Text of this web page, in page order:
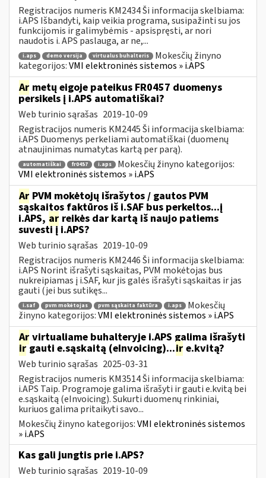
Registracijos numeris KM2434 Ši informacija skelbiama:
i.APS Išbandyti, kaip veikia programa, susipažinti su jos
funkcijomis ir galimybėmis - apsispręsti, ar nori
naudotis i. APS paslauga, ar ne,...
i.aps demo versija virtualus buhalteris
Mokesčių žinyno
kategorijos:VMI elektroninės sistemos » i.APS
Ar metų eigoje pateikus FR0457 duomenys
persikels į i.APS automatiškai?
Web turinio sąrašas 2019-10-09
Registracijos numeris KM2445 Ši informacija skelbiama:
i.APS Duomenys perkeliami automatiškai (duomenų
atnaujinimas numatytas kartą per parą).
automatiškai fr0457 i.aps
Mokesčių žinyno kategorijos:
VMI elektroninės sistemos » i.APS
Ar PVM mokėtojų išrašytos / gautos PVM
sąskaitos faktūros iš i.SAF bus perkeltos...į
i.APS, ar reikės dar kartą iš naujo patiems
suvesti į i.APS?
Web turinio sąrašas 2019-10-09
Registracijos numeris KM2446 Ši informacija skelbiama:
i.APS Norint išrašyti sąskaitas, PVM mokėtojas bus
nukreipiamas į i.SAF, kur jis galės išrašyti sąskaitas ir jas
gauti (jei bus sutikęs...
i.saf pvm mokėtojas pvm sąskaita faktūra i.aps
Mokesčių
žinyno kategorijos:VMI elektroninės sistemos » i.APS
Ar virtualiame buhalteryje i.APS galima išrašyti
irgauti e.sąskaitą (eInvoicing)...ir e.kvitą?
Web turinio sąrašas 2025-03-31
Registracijos numeris KM3514 Ši informacija skelbiama:
i.APS Taip. Programoje galima išrašyti ir gauti e.kvitą bei
e.sąskaitą (eInvoicing). Sukurti duomenų rinkiniai,
kuriuos galima pritaikyti savo...
Mokesčių žinyno kategorijos:VMI elektroninės sistemos
» i.APS
Kas gali jungtis prie i.APS?
Web turinio sąrašas 2019-10-09